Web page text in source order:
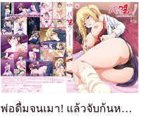
พ่อดื่มจนเมา! แล้วจับก้นหนูเป็นตัวประกัน